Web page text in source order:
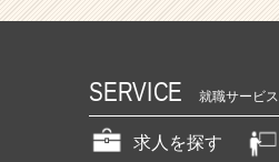
SERVICE 就職サービス
求人を探す